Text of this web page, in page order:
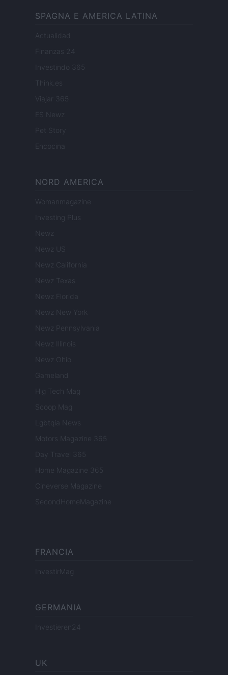
SPAGNA E AMERICA LATINA
Actualidad
Finanzas 24
Investindo 365
Think.es
Viajar 365
ES Newz
Pet Story
Encocina
NORD AMERICA
Womanmagazine
Investing Plus
Newz
Newz US
Newz California
Newz Texas
Newz Florida
Newz New York
Newz Pennsylvania
Newz Illinois
Newz Ohio
Gameland
Hig Tech Mag
Scoop Mag
Lgbtqia News
Motors Magazine 365
Day Travel 365
Home Magazine 365
Cineverse Magazine
SecondHomeMagazine
FRANCIA
InvestirMag
GERMANIA
Investieren24
UK